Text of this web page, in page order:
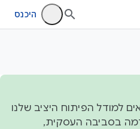
היכנס
כדי להתאים למודל הפיתוח היציב שלנו
בסביבה העסקית,